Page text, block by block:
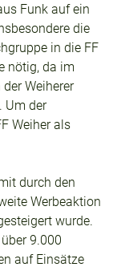
Funk auf ein
die
in die FF
nötig, da im
Weiherer
Um der
Weiher als
durch den
Werbeaktion
wurde.
9.000
auf Einsätze